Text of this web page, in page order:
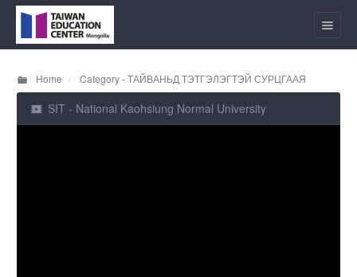
Home Category - ТАЙВАНЬД ТЭТГЭЛЭГТЭЙ СУРЦГААЯ
SIT - National Kaohsiung Normal University